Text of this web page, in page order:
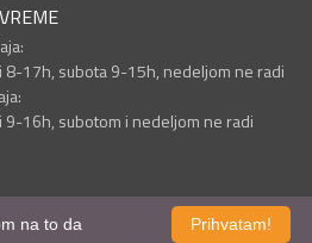
8-17h, subota 9-15h, nedeljom ne radi
9-16h, subotom i nedeljom ne radi
Prihvatam!
na to da